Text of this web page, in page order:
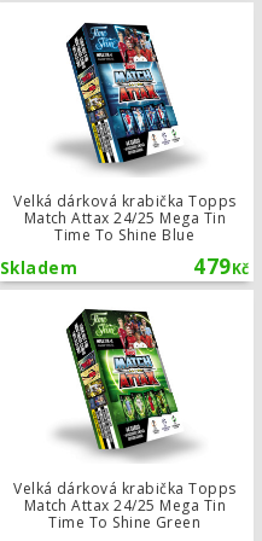
Velká dárková krabička Topps
Match Attax 24/25 Mega Tin
Time To Shine Blue
479Kč
Skladem
Velká dárková krabička Topps
Match Attax 24/25 Mega Tin
Time To Shine Green